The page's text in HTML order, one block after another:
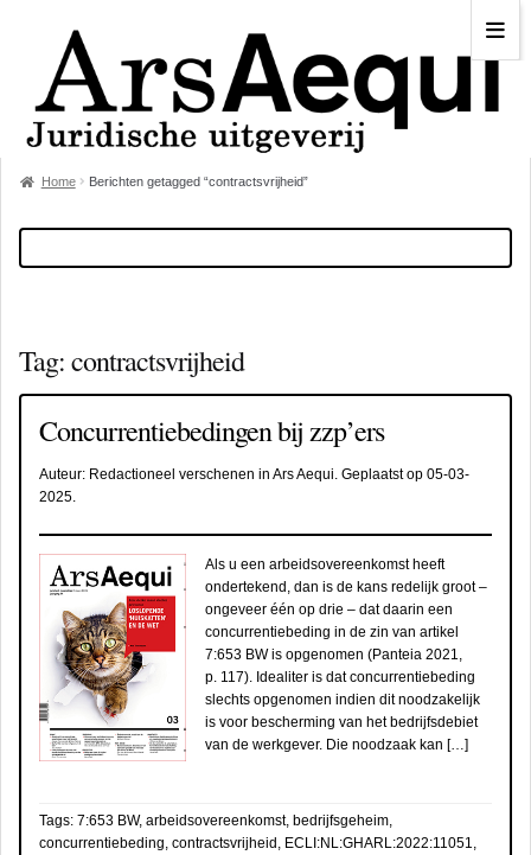
Home Berichten getagged “contractsvrijheid”
Tag:contractsvrijheid
Concurrentiebedingen bij zzp’ers
Auteur: Redactioneel verschenen in Ars Aequi. Geplaatst op 05-03-
2025.
Als u een arbeidsovereenkomst heeft
ondertekend, dan is de kans redelijk groot –
ongeveer één op drie – dat daarin een
concurrentiebeding in de zin van artikel
7:653 BW is opgenomen (Panteia 2021,
p. 117). Idealiter is dat concurrentiebeding
slechts opgenomen indien dit noodzakelijk
is voor bescherming van het bedrijfsdebiet
van de werkgever. Die noodzaak kan […]
Tags: 7:653 BW, arbeidsovereenkomst, bedrijfsgeheim
concurrentiebeding contractsvrijheid ECLI:NL:GHARL:2022:11051